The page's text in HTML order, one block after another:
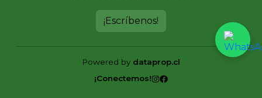
¡Escríbenos!
Powered by dataprop.cl
¡Conectemos!